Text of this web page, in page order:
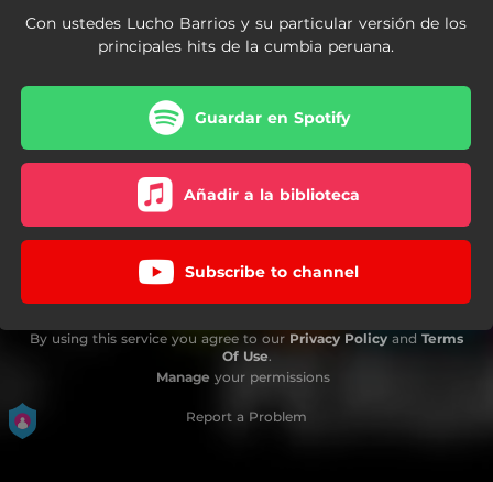
Con ustedes Lucho Barrios y su particular versión de los
principales hits de la cumbia peruana.
Guardar en Spotify
Añadir a la biblioteca
Subscribe to channel
By using this service you agree to our Privacy Policy and Terms
Of Use.
Manage your permissions
Report a Problem